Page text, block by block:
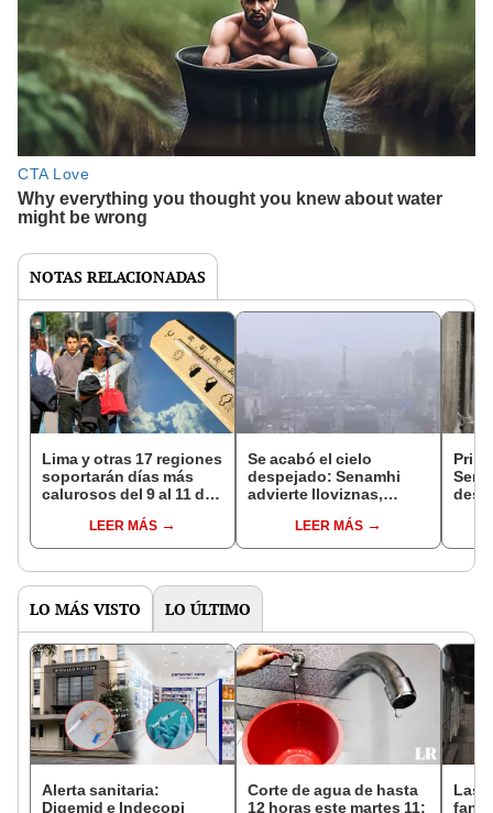
NOTAS RELACIONADAS
Lima y otras 17 regiones
soportarán días más
calurosos del 9 al 11 de
SENAMHILEER MÁS
Se acabó el cielo
despejado: Senamhi
advierte lloviznas,
viento en toda la costa
peruana
LEER MÁS
LO MÁS VISTO LO ÚLTIMO
Alerta sanitaria:
Digemid e Indecopi
Corte de agua de hasta
12 horas este martes 11:
Las